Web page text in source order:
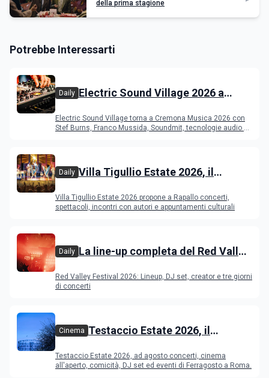
della prima stagione
Potrebbe Interessarti
Daily Electric Sound Village 2026 a
Young Band Contest, il programma
Electric Sound Village torna a Cremona Musica 2026 con
Stef Burns, Franco Mussida, Soundmit, tecnologie audio e
Daily Villa Tigullio Estate 2026, il
Villa Tigullio Estate 2026 propone a Rapallo concerti,
spettacoli, incontri con autori e appuntamenti culturali
Daily La line-up completa del Red Valley
Red Valley Festival 2026: Lineup, DJ set, creator e tre giorni
di concerti
Cinema Testaccio Estate 2026, il
Ferragosto
Testaccio Estate 2026, ad agosto concerti, cinema
all'aperto, comicità, DJ set ed eventi di Ferragosto a Roma.